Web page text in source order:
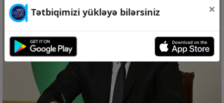
Tətbiqimizi yükləyə bilərsiniz ×